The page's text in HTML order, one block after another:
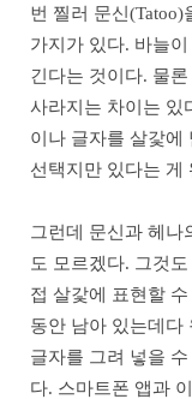
번 찔러 문신
가지가 있다. 바늘
긴다는 것이다. 물
사라지는 차이는 있
이나 글자를 살갗에
선택지만 있다는 게
그런데 문신과 헤나
도 모르겠다. 그것
접 살갗에 표현할
동안 남아 있는데다
글자를 그려 넣을
다. 스마트폰 앱과